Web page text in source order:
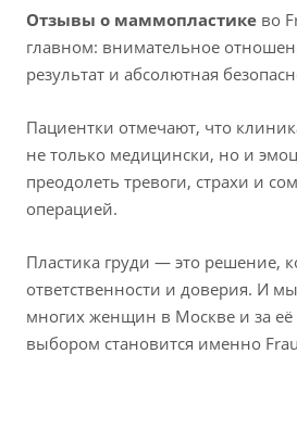
Отзывы о маммопластике во
главном: внимательное
результат и абсолютная
Пациентки отмечают, что
не только медицински, но и
преодолеть тревоги, страхи и
операцией.
Пластика груди — это решение,
ответственности и доверия. И
многих женщин в Москве и за её
выбором становится именно